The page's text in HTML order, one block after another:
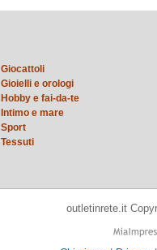
Giocattoli
Gioielli e orologi
Hobby e fai-da-te
Intimo e mare
Sport
Tessuti
outletinrete.it